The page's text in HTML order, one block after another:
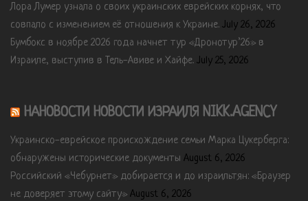
Лора Лумер узнала о своих украинских еврейских корнях, что
совпало с изменением её отношения к Украине. July 26, 2026
Бумбокс в ноябре 2026 года начнет тур «Дронотур’26» в
Израиле, выступив в Тель-Авиве и Хайфе. July 25, 2026
НАНОВОСТИ НОВОСТИ ИЗРАИЛЯ NIKK.AGENCY
Украинско-еврейское происхождение семьи Марка Цукерберга:
обнаружены исторические документы August 6, 2026
Российский «Чебурнет» добирается и до израильтян: «Браузер
не доверяет этому сайту» August 6, 2026